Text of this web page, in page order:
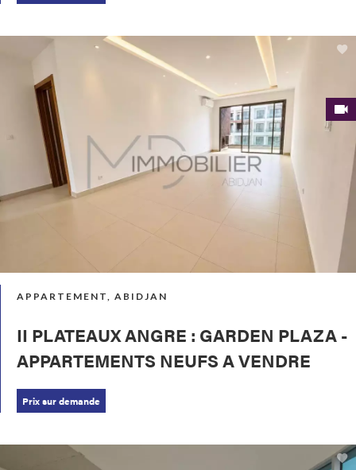
APPARTEMENT, ABIDJAN
II PLATEAUX ANGRE : GARDEN PLAZA -
APPARTEMENTS NEUFS A VENDRE
Prix sur demande